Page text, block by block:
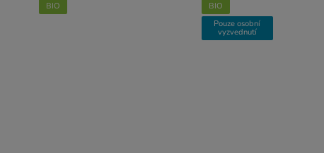
BIO
BIO
Pouze osobní
vyzvednutí